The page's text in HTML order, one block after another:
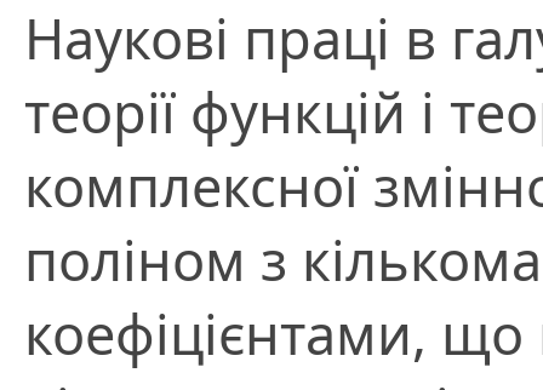
Наукові праці в
теорії функцій і
комплексної
поліном з
коефіцієнтами,